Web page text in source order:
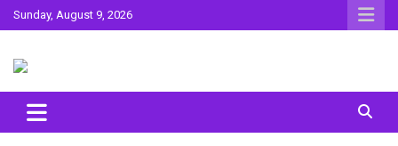
Skip
to
Sunday, August 9, 2026
Surta